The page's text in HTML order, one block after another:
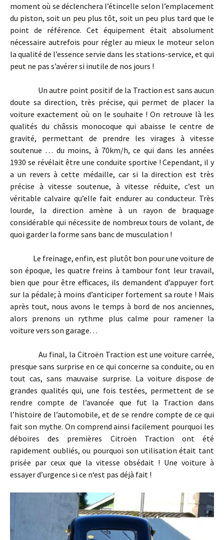
moment où se déclenchera l’étincelle selon l’emplacement
du piston, soit un peu plus tôt, soit un peu plus tard que le
point de référence. Cet équipement était absolument
nécessaire autrefois pour régler au mieux le moteur selon
la qualité de l’essence servie dans les stations-service, et qui
peut ne pas s’avérer si inutile de nos jours !
Un autre point positif de la Traction est sans aucun
doute sa direction, très précise, qui permet de placer la
voiture exactement où on le souhaite ! On retrouve là les
qualités du châssis monocoque qui abaisse le centre de
gravité, permettant de prendre les virages à vitesse
soutenue … du moins, à 70km/h, ce qui dans les années
1930 se révélait être une conduite sportive ! Cependant, il y
a un revers à cette médaille, car si la direction est très
précise à vitesse soutenue, à vitesse réduite, c’est un
véritable calvaire qu’elle fait endurer au conducteur. Très
lourde, la direction amène à un rayon de braquage
considérable qui nécessite de nombreux tours de volant, de
quoi garder la forme sans banc de musculation !
Le freinage, enfin, est plutôt bon pour une voiture de
son époque, les quatre freins à tambour font leur travail,
bien que pour être efficaces, ils demandent d’appuyer fort
sur la pédale; à moins d’anticiper fortement sa route ! Mais
après tout, nous avons le temps à bord de nos anciennes,
alors prenons un rythme plus calme pour ramener la
voiture vers son garage…
Au final, la Citroën Traction est une voiture carrée,
presque sans surprise en ce qui concerne sa conduite, ou en
tout cas, sans mauvaise surprise. La voiture dispose de
grandes qualités qui, une fois testées, permettent de se
rendre compte de l’avancée que fut la Traction dans
l’histoire de l’automobile, et de se rendre compte de ce qui
fait son mythe. On comprend ainsi facilement pourquoi les
déboires des premières Citroën Traction ont été
rapidement oubliés, ou pourquoi son utilisation était tant
prisée par ceux que la vitesse obsédait ! Une voiture à
essayer d’urgence si ce n‘est pas déjà fait !